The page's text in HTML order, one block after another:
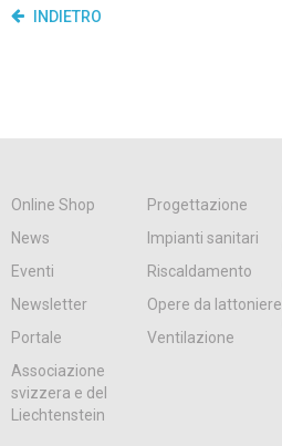
INDIETRO
Online Shop
Progettazione
News
Impianti sanitari
Eventi
Riscaldamento
Newsletter
Opere da lattoniere
Portale
Ventilazione
Associazione
svizzera e del
Liechtenstein